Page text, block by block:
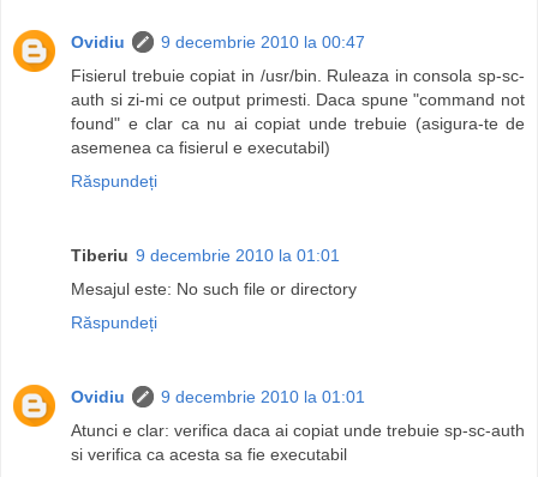
Ovidiu
9 decembrie 2010 la 00:47
Fisierul trebuie copiat in /usr/bin. Ruleaza in consola sp-sc-
auth si zi-mi ce output primesti. Daca spune "command not
found" e clar ca nu ai copiat unde trebuie (asigura-te de
asemenea ca fisierul e executabil)
Răspundeți
Tiberiu 9 decembrie 2010 la 01:01
Mesajul este: No such file or directory
Răspundeți
Ovidiu
9 decembrie 2010 la 01:01
Atunci e clar: verifica daca ai copiat unde trebuie sp-sc-auth
si verifica ca acesta sa fie executabil